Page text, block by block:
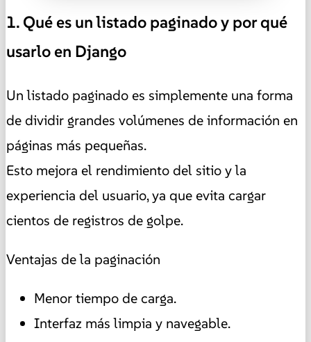
1. Qué es un listado paginado y por qué
usarlo en Django
Un listado paginado es simplemente una forma
de dividir grandes volúmenes de información en
páginas más pequeñas.
Esto mejora el rendimiento del sitio y la
experiencia del usuario, ya que evita cargar
cientos de registros de golpe.
Ventajas de la paginación
Menor tiempo de carga.
Interfaz más limpia y navegable.